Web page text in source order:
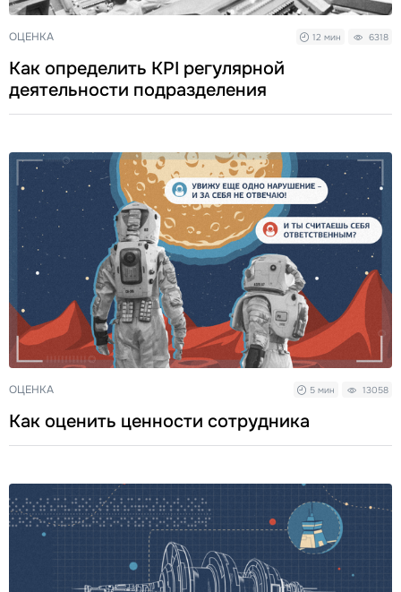
ОЦЕНКА 12 мин 6318
Как определить KPI регулярной
деятельности подразделения
ОЦЕНКА 5 мин 13058
Как оценить ценности сотрудника